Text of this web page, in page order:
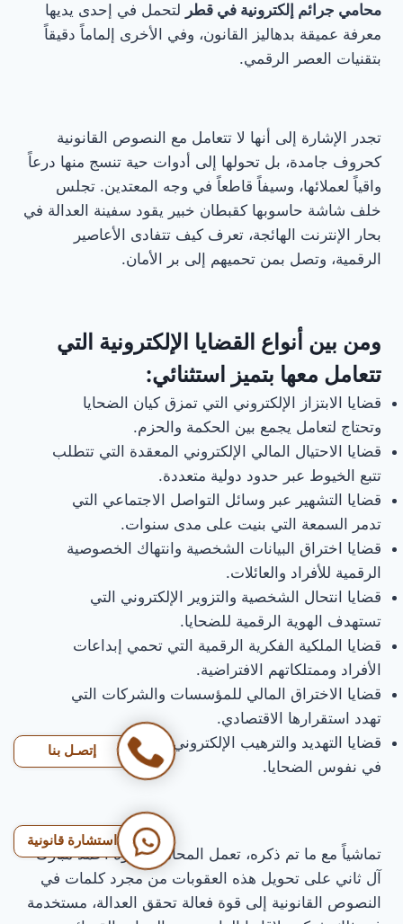
محامي جرائم إلكترونية في قطر لتحمل في إحدى يديها
معرفة عميقة بدهاليز القانون، وفي الأخرى إلماماً دقيقاً
بتقنيات العصر الرقمي.
تجدر الإشارة إلى أنها لا تتعامل مع النصوص القانونية
كحروف جامدة، بل تحولها إلى أدوات حية تنسج منها درعاً
واقياً لعملائها، وسيفاً قاطعاً في وجه المعتدين. تجلس
خلف شاشة حاسوبها كقبطان خبير يقود سفينة العدالة في
بحار الإنترنت الهائجة، تعرف كيف تتفادى الأعاصير
الرقمية، وتصل بمن تحميهم إلى بر الأمان.
ومن بين أنواع القضايا الإلكترونية التي
تتعامل معها بتميز استثنائي:
قضايا الابتزاز الإلكتروني التي تمزق كيان الضحايا
وتحتاج لتعامل يجمع بين الحكمة والحزم.
قضايا الاحتيال المالي الإلكتروني المعقدة التي تتطلب
تتبع الخيوط عبر حدود دولية متعددة.
قضايا التشهير عبر وسائل التواصل الاجتماعي التي
تدمر السمعة التي بنيت على مدى سنوات.
قضايا اختراق البيانات الشخصية وانتهاك الخصوصية
الرقمية للأفراد والعائلات.
قضايا انتحال الشخصية والتزوير الإلكتروني التي
تستهدف الهوية الرقمية للضحايا.
قضايا الملكية الفكرية الرقمية التي تحمي إبداعات
الأفراد وممتلكاتهم الافتراضية.
قضايا الاختراق المالي للمؤسسات والشركات التي
تهدد استقرارها الاقتصادي.
قضايا التهديد والترهيب الإلكتروني التي تزرع الخوف
في نفوس الضحايا.
تماشياً مع ما تم ذكره، تعمل المحامية لولوة أحمد مبارك
آل ثاني على تحويل هذه العقوبات من مجرد كلمات في
النصوص القانونية إلى قوة فعالة تحقق العدالة، مستخدمة
استشارة قانونية
إتصـل بنا